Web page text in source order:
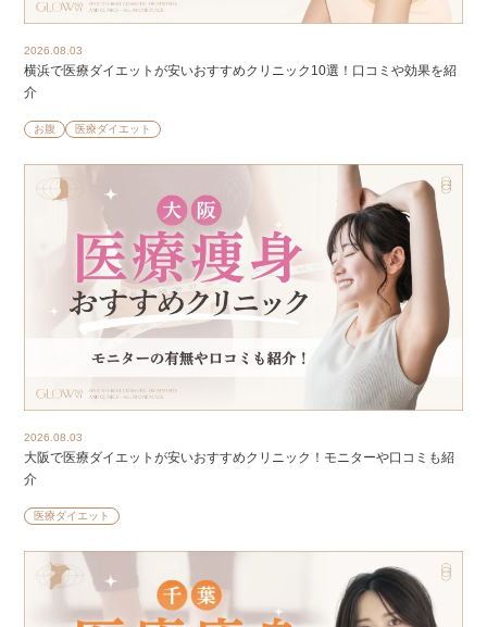
2026.08.03
横浜で医療ダイエットが安いおすすめクリニック10選！口コミや効果を紹
介
お腹 医療ダイエット
2026.08.03
大阪で医療ダイエットが安いおすすめクリニック！モニターや口コミも紹
介
医療ダイエット